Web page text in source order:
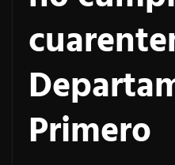
Primero